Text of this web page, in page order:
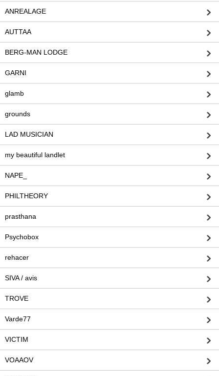
ANREALAGE
AUTTAA
BERG-MAN LODGE
GARNI
glamb
grounds
LAD MUSICIAN
my beautiful landlet
NAPE_
PHILTHEORY
prasthana
Psychobox
rehacer
SIVA / avis
TROVE
Varde77
VICTIM
VOAAOV